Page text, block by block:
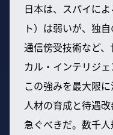
日本は、スパイに
ト）は弱いが、独
通信傍受技術など
カル・インテリジ
この強みを最大限
人材の育成と待遇
急ぐべきだ。数千